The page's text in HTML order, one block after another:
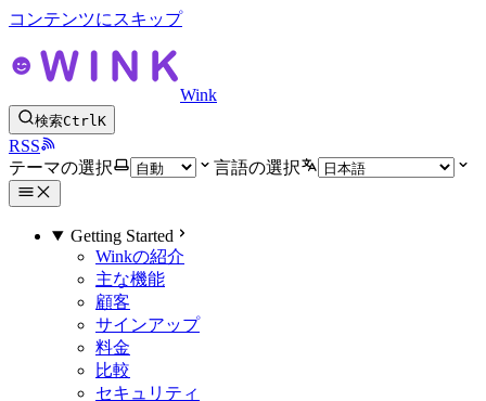
コンテンツにスキップ
Wink
検索CtrlK
RSS
テーマの選択
言語の選択
Getting Started
Winkの紹介
主な機能
顧客
サインアップ
料金
比較
セキュリティ